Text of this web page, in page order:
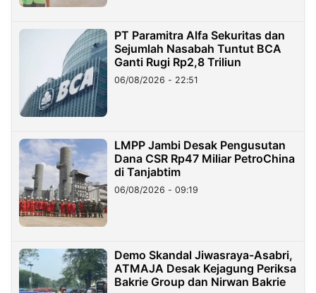
PT Paramitra Alfa Sekuritas dan
Sejumlah Nasabah Tuntut BCA
Ganti Rugi Rp2,8 Triliun
06/08/2026 - 22:51
LMPP Jambi Desak Pengusutan
Dana CSR Rp47 Miliar PetroChina
di Tanjabtim
06/08/2026 - 09:19
Demo Skandal Jiwasraya-Asabri,
ATMAJA Desak Kejagung Periksa
Bakrie Group dan Nirwan Bakrie